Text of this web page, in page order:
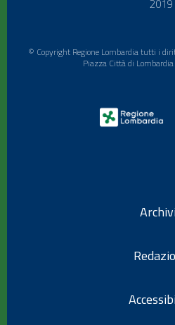
2019
© Copyright Regione Lombardia tutti i
Piazza Città di